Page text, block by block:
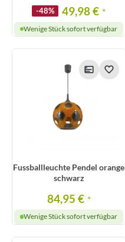
-48% 49,98 € *
Wenige Stück sofort verfügbar
Fussballleuchte Pendel orange
schwarz
84,95 € *
Wenige Stück sofort verfügbar